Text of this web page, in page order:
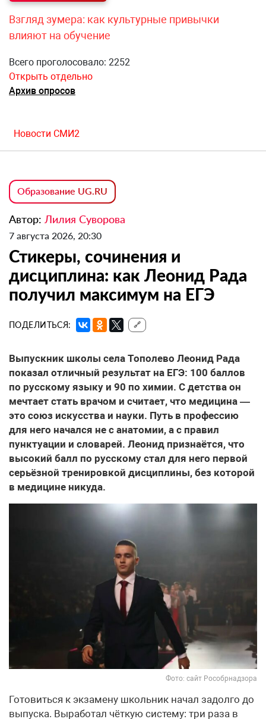
Взгляд зумера: как культурные привычки
влияют на обучение
Всего проголосовало: 2252
Открыть отдельно
Архив опросов
Новости СМИ2
Образование UG.RU
Автор: Лилия Суворова
7 августа 2026, 20:30
Стикеры, сочинения и
дисциплина: как Леонид Рада
получил максимум на ЕГЭ
ПОДЕЛИТЬСЯ: 🔗
Выпускник школы села Тополево Леонид Рада
показал отличный результат на ЕГЭ: 100 баллов
по русскому языку и 90 по химии. С детства он
мечтает стать врачом и считает, что медицина —
это союз искусства и науки. Путь в профессию
для него начался не с анатомии, а с правил
пунктуации и словарей. Леонид признаётся, что
высокий балл по русскому стал для него первой
серьёзной тренировкой дисциплины, без которой
в медицине никуда.
Фото: сайт Рособрнадзора
Готовиться к экзамену школьник начал задолго до
выпуска. Выработал чёткую систему: три раза в